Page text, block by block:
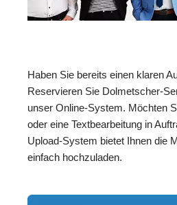
Haben Sie bereits einen klaren
Reservieren Sie Dolmetscher-
unser Online-System. Möchten
oder eine Textbearbeitung in
Upload-System bietet Ihnen die
einfach hochzuladen.